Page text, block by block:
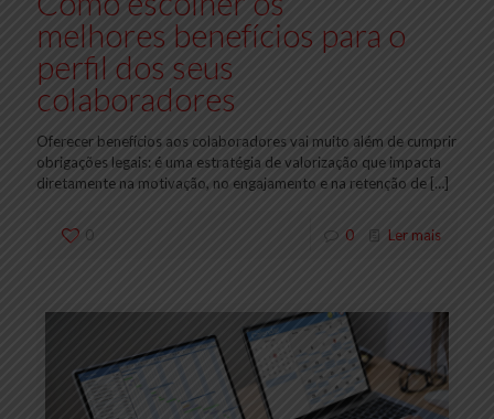
melhores benefícios para o
perfil dos seus
colaboradores
Oferecer benefícios aos colaboradores vai muito além de cumprir
obrigações legais: é uma estratégia de valorização que impacta
diretamente na motivação, no engajamento e na retenção de […]
0 0 Ler mais